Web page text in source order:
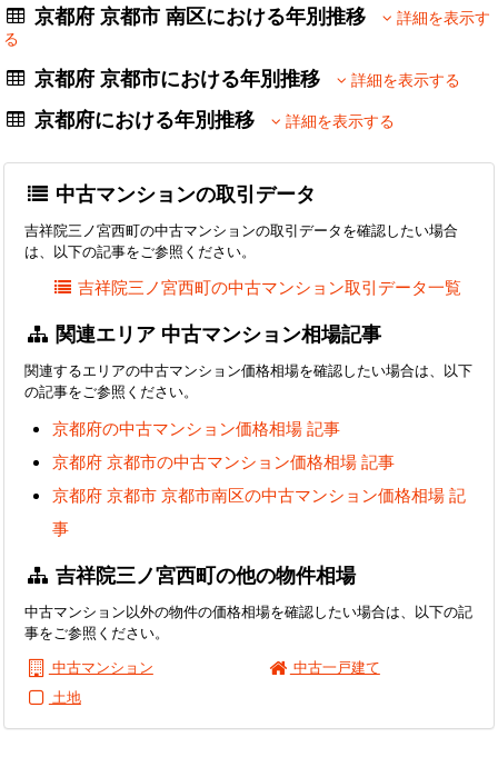
京都府 京都市 南区における年別推移
詳細を表示す
る
京都府 京都市における年別推移 詳細を表示する
京都府における年別推移 詳細を表示する
中古マンションの取引データ
吉祥院三ノ宮西町の中古マンションの取引データを確認したい場合
は、以下の記事をご参照ください。
吉祥院三ノ宮西町の中古マンション取引データ一覧
関連エリア 中古マンション相場記事
関連するエリアの中古マンション価格相場を確認したい場合は、以下
の記事をご参照ください。
京都府の中古マンション価格相場 記事
京都府 京都市の中古マンション価格相場 記事
京都府 京都市 京都市南区の中古マンション価格相場 記
事
吉祥院三ノ宮西町の他の物件相場
中古マンション以外の物件の価格相場を確認したい場合は、以下の記
事をご参照ください。
中古マンション
中古一戸建て
土地